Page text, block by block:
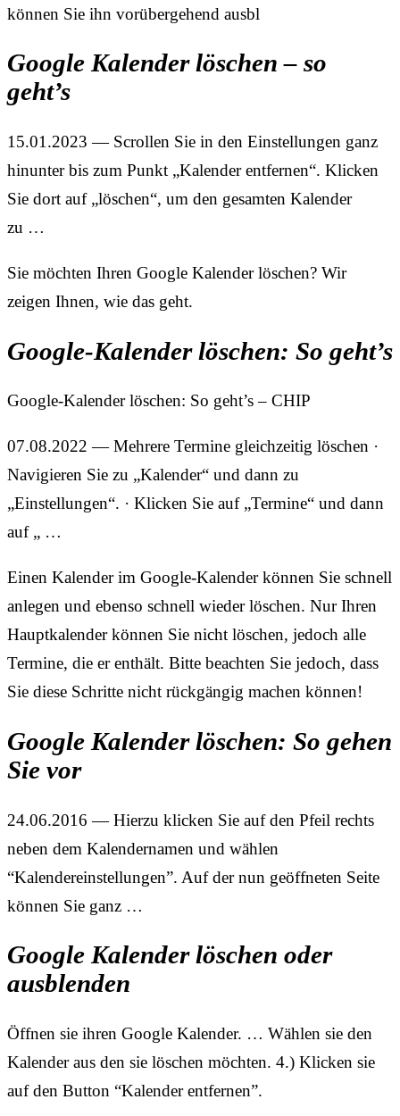
können Sie ihn vorübergehend ausbl
Google Kalender löschen – so
geht’s
15.01.2023 — Scrollen Sie in den Einstellungen ganz
hinunter bis zum Punkt „Kalender entfernen“. Klicken
Sie dort auf „löschen“, um den gesamten Kalender
zu …
Sie möchten Ihren Google Kalender löschen? Wir
zeigen Ihnen, wie das geht.
Google-Kalender löschen: So geht’s
Google-Kalender löschen: So geht’s – CHIP
07.08.2022 — Mehrere Termine gleichzeitig löschen ·
Navigieren Sie zu „Kalender“ und dann zu
„Einstellungen“. · Klicken Sie auf „Termine“ und dann
auf „ …
Einen Kalender im Google-Kalender können Sie schnell
anlegen und ebenso schnell wieder löschen. Nur Ihren
Hauptkalender können Sie nicht löschen, jedoch alle
Termine, die er enthält. Bitte beachten Sie jedoch, dass
Sie diese Schritte nicht rückgängig machen können!
Google Kalender löschen: So gehen
Sie vor
24.06.2016 — Hierzu klicken Sie auf den Pfeil rechts
neben dem Kalendernamen und wählen
“Kalendereinstellungen”. Auf der nun geöffneten Seite
können Sie ganz …
Google Kalender löschen oder
ausblenden
Öffnen sie ihren Google Kalender. … Wählen sie den
Kalender aus den sie löschen möchten. 4.) Klicken sie
auf den Button “Kalender entfernen”.